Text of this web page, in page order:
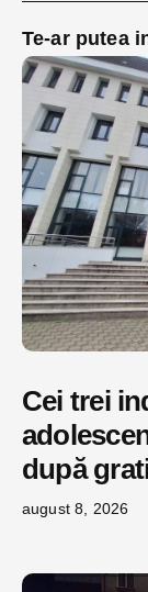
Te-ar putea
Cei trei
după
august 8, 2026